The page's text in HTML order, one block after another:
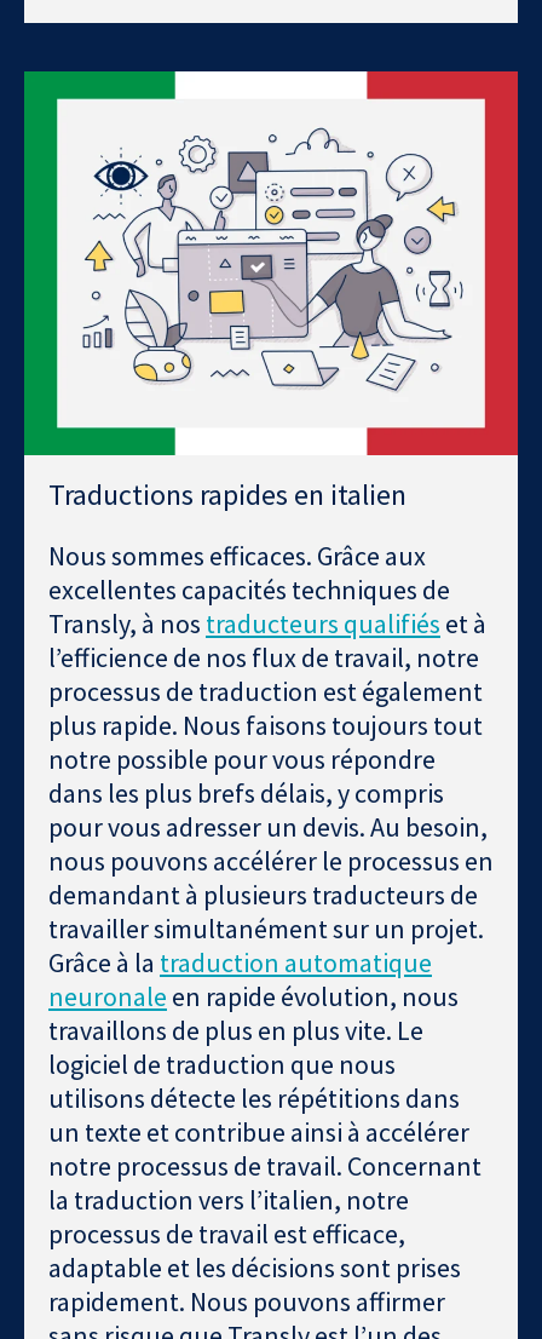
Traductions rapides en italien
Nous sommes efficaces. Grâce aux
excellentes capacités techniques de
Transly, à nos traducteurs qualifiés et à
l’efficience de nos flux de travail, notre
processus de traduction est également
plus rapide. Nous faisons toujours tout
notre possible pour vous répondre
dans les plus brefs délais, y compris
pour vous adresser un devis. Au besoin,
nous pouvons accélérer le processus en
demandant à plusieurs traducteurs de
travailler simultanément sur un projet.
Grâce à la traduction automatique
neuronale en rapide évolution, nous
travaillons de plus en plus vite. Le
logiciel de traduction que nous
utilisons détecte les répétitions dans
un texte et contribue ainsi à accélérer
notre processus de travail. Concernant
la traduction vers l’italien, notre
processus de travail est efficace,
adaptable et les décisions sont prises
rapidement. Nous pouvons affirmer